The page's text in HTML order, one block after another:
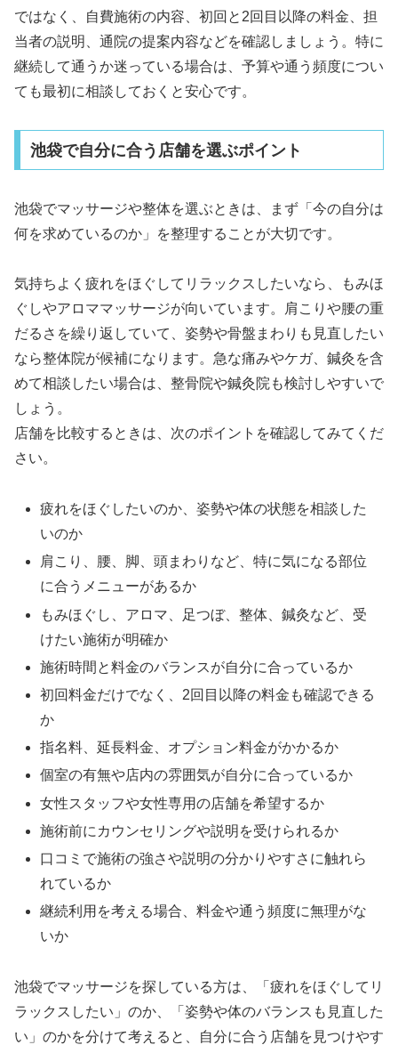
ではなく、自費施術の内容、初回と2回目以降の料金、担
当者の説明、通院の提案内容などを確認しましょう。特に
継続して通うか迷っている場合は、予算や通う頻度につい
ても最初に相談しておくと安心です。
池袋で自分に合う店舗を選ぶポイント
池袋でマッサージや整体を選ぶときは、まず「今の自分は
何を求めているのか」を整理することが大切です。
気持ちよく疲れをほぐしてリラックスしたいなら、もみほ
ぐしやアロママッサージが向いています。肩こりや腰の重
だるさを繰り返していて、姿勢や骨盤まわりも見直したい
なら整体院が候補になります。急な痛みやケガ、鍼灸を含
めて相談したい場合は、整骨院や鍼灸院も検討しやすいで
しょう。
店舗を比較するときは、次のポイントを確認してみてくだ
さい。
疲れをほぐしたいのか、姿勢や体の状態を相談した
いのか
肩こり、腰、脚、頭まわりなど、特に気になる部位
に合うメニューがあるか
もみほぐし、アロマ、足つぼ、整体、鍼灸など、受
けたい施術が明確か
施術時間と料金のバランスが自分に合っているか
初回料金だけでなく、2回目以降の料金も確認できる
か
指名料、延長料金、オプション料金がかかるか
個室の有無や店内の雰囲気が自分に合っているか
女性スタッフや女性専用の店舗を希望するか
施術前にカウンセリングや説明を受けられるか
口コミで施術の強さや説明の分かりやすさに触れら
れているか
継続利用を考える場合、料金や通う頻度に無理がな
いか
池袋でマッサージを探している方は、「疲れをほぐしてリ
ラックスしたい」のか、「姿勢や体のバランスも見直した
い」のかを分けて考えると、自分に合う店舗を見つけやす